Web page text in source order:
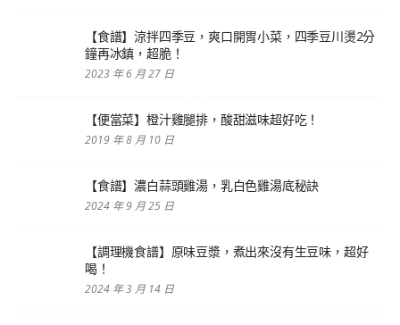
【食譜】涼拌四季豆，爽口開胃小菜，四季豆川燙2分
鐘再冰鎮，超脆！
2023 年 6 月 27 日
【便當菜】橙汁雞腿排，酸甜滋味超好吃！
2019 年 8 月 10 日
【食譜】濃白蒜頭雞湯，乳白色雞湯底秘訣
2024 年 9 月 25 日
【調理機食譜】原味豆漿，煮出來沒有生豆味，超好
喝！
2024 年 3 月 14 日